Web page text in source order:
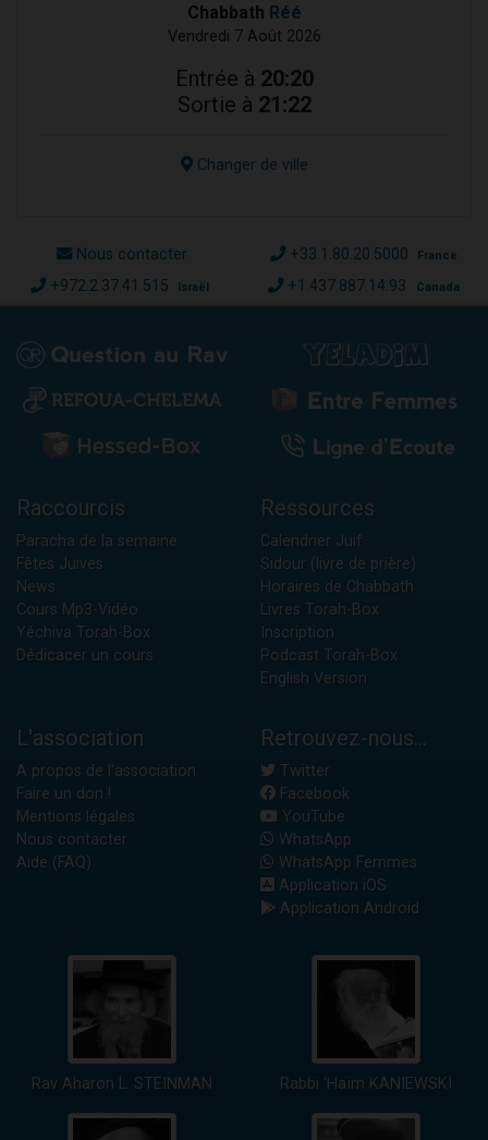
Chabbath Réé
Vendredi 7 Août 2026
Entrée à 20:20
Sortie à 21:22
Changer de ville
Nous contacter +33.1.80.20.5000 France
+972.2.37.41.515 Israël +1.437.887.14.93 Canada
Raccourcis
Paracha de la semaine
Fêtes Juives
News
Cours Mp3-Vidéo
Yéchiva Torah-Box
Dédicacer un cours
Ressources
Calendrier Juif
Sidour (livre de prière)
Horaires de Chabbath
Livres Torah-Box
Inscription
Podcast Torah-Box
English Version
L'association
A propos de l'association
Faire un don !
Mentions légales
Nous contacter
Aide (FAQ)
Retrouvez-nous...
Twitter
Facebook
YouTube
WhatsApp
WhatsApp Femmes
Application iOS
Application Android
Rav Aharon L. STEINMAN Rabbi 'Haïm KANIEWSKI